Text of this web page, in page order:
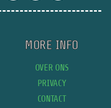
MORE INFO
OVER ONS
PRIVACY
CONTACT